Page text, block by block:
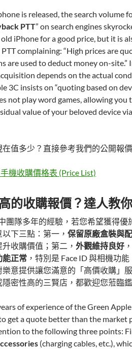
is released, the search volume
PTT” on search engines
iPhone for a good price, but it is
complaining: “High prices are
are used to deduct money on-site.”
depends on the actual
3C insists on “quoting based on
not play word games, allowing you
value of your beloved device
值多少？直接參考我們的公開報
機收購價格表 (Price List)
的收購報價？達人教
團隊多年的經驗，若您希望獲得優
下三點：第一， 保留原廠盒裝與
收購價值；第二， 外觀維持良好
能正常 ，特別是 Face ID 與相機功
意提供讓您滿意的「高價收購」
密性高的三賢店，都歡迎您蒞臨
of experience of the Green
get a quote better than the market
to the following three points:
(charging cables, etc.),